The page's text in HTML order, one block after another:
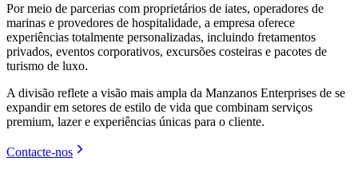
Por meio de parcerias com proprietários de iates, operadores de
marinas e provedores de hospitalidade, a empresa oferece
experiências totalmente personalizadas, incluindo fretamentos
privados, eventos corporativos, excursões costeiras e pacotes de
turismo de luxo.
A divisão reflete a visão mais ampla da Manzanos Enterprises de se
expandir em setores de estilo de vida que combinam serviços
premium, lazer e experiências únicas para o cliente.
Contacte-nos